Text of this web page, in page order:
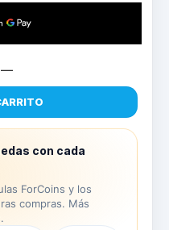
—
con cada
ForCoins y los
compras. Más